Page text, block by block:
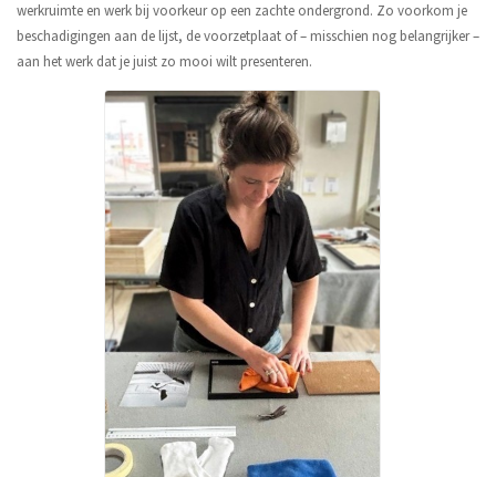
werkruimte en werk bij voorkeur op een zachte ondergrond. Zo voorkom je
beschadigingen aan de lijst, de voorzetplaat of – misschien nog belangrijker –
aan het werk dat je juist zo mooi wilt presenteren.